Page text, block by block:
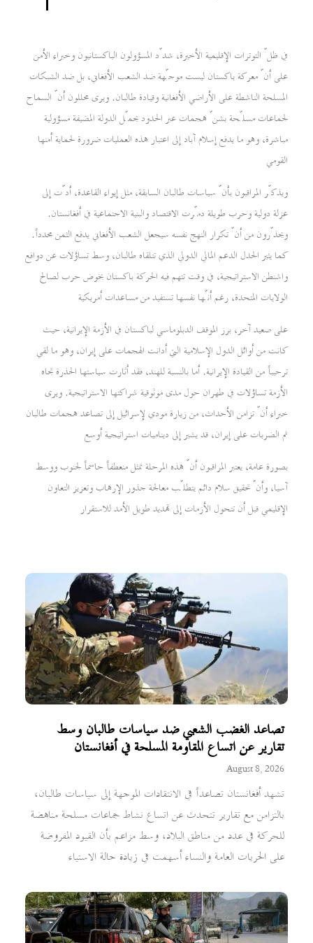
تصاعد الغضب الشعبي ضد سياسات طالبان وسط
تقارير عن اتساع المقاومة المسلحة في أفغانستان
August 8, 2026
تشهد أفغانستان تصاعداً في الانتقادات الموجهة إلى سياسات طالبان،
بالتزامن مع تقارير تتحدث عن اتساع نشاط جماعات مسلحة مناهضة
للحركة في عدد من مناطق البلاد، وسط مزاعم بأن القيود المفروضة
على الحريات العامة والنساء أسهمت في زيادة حالة الاستياء
في ظلّ التوترات الإقليمية الأخيرة، شدّد المسؤولون الباكستانيون وخبراء الأمن
على أنّ معركة باكستان ليست موجّهة ضد الشعب الأفغاني، بل ضد الشبكات
المسلحة الناشطة على الأراضي الأفغانية وقيادة طالبان. ويرى محللون أنّ السماح
لجماعات مسلّحة بشنّ هجمات عبر الحدود يحمّل الدولة المضيفة مسؤولية
مباشرة، وهو ما يدفع إسلام آباد إلى اعتبار هذه العمليات ضرورة لحماية أمنها
القومي
ويذكّر المراقبون بأنّ سياسات طالبان السابقة، مثل إيواء القاعدة، أدّت إلى
عزلة دولية وحرب طويلة دمّرت الاقتصاد والبنية الاجتماعية في أفغانستان.
ويحذّرون من أنّ تكرار النهج نفسه سيجعل الشعب الأفغاني يدفع الثمن مجدداً.
كما يثير الجدل الدعم المالي الدولي الذي تتلقاه طالبان، وسط تساؤلات عن دوافع
واشنطن الاستراتيجية، في وقت تتهم فيه الحركة باكستان بخوض حرب لصالح
الولايات المتحدة، رغم أنّها نفسها تستفيد من مساعدات أمريكية
على صعيد آخر، برز الموقف الدبلوماسي لباكستان في الأزمة الإيرانية، حيث
كانت من أوائل الدول الإسلامية التي أدانت الهجمات على إيران، وهو ما لقي
ترحيباً من القيادة الإيرانية. أما بالنسبة للهند، فقد أثارت سياستها الحذرة تجاه
الأزمة تساؤلات في طهران حول مدى موثوقية شراكتها الاستراتيجية. ويرى
خبراء أنّ تزامن الأحداث، من زيارة مودي لإسرائيل إلى تصاعد هجمات طالبان
ثم الضربات على إيران، قد يشير إلى ديناميات استراتيجية أوسع
بصورة عامة، يعتبر المراقبون أنّ هذه المرحلة تمثل منعطفاً حاسماً لجنوب ووسط
آسيا، وأنّ تحقيق سلام دائم يتطلّب معالجة جذور الإرهاب وتعزيز التعاون
الإقليمي قبل أن تتحول الأزمات إلى تهديد طويل الأمد للاستقرار